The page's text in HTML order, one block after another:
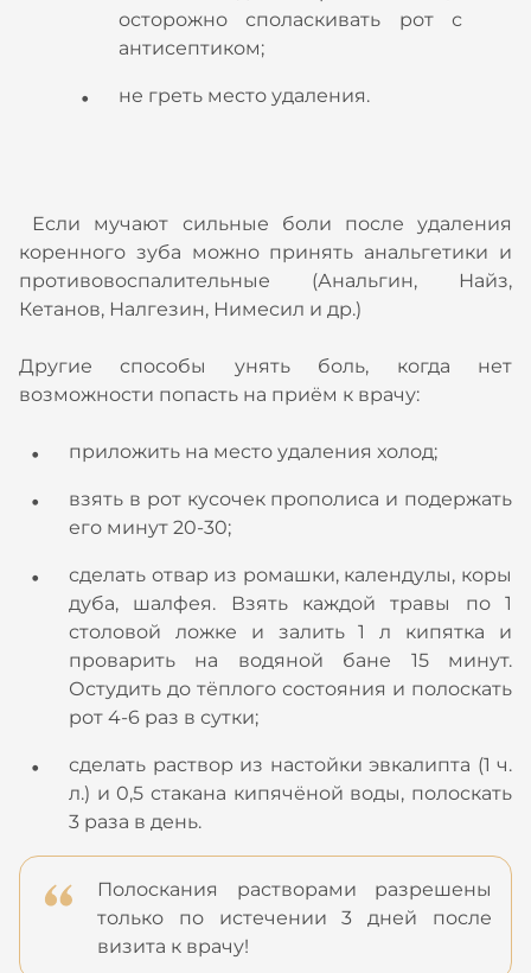
осторожно споласкивать рот с
антисептиком;
не греть место удаления.
Если мучают сильные боли после удаления
коренного зуба можно принять анальгетики и
противовоспалительные (Анальгин, Найз,
Кетанов, Налгезин, Нимесил и др.)
Другие способы унять боль, когда нет
возможности попасть на приём к врачу:
приложить на место удаления холод;
взять в рот кусочек прополиса и подержать
его минут 20-30;
сделать отвар из ромашки, календулы, коры
дуба, шалфея. Взять каждой травы по 1
столовой ложке и залить 1 л кипятка и
проварить на водяной бане 15 минут.
Остудить до тёплого состояния и полоскать
рот 4-6 раз в сутки;
сделать раствор из настойки эвкалипта (1 ч.
л.) и 0,5 стакана кипячёной воды, полоскать
3 раза в день.
Полоскания растворами разрешены
только по истечении 3 дней после
визита к врачу!